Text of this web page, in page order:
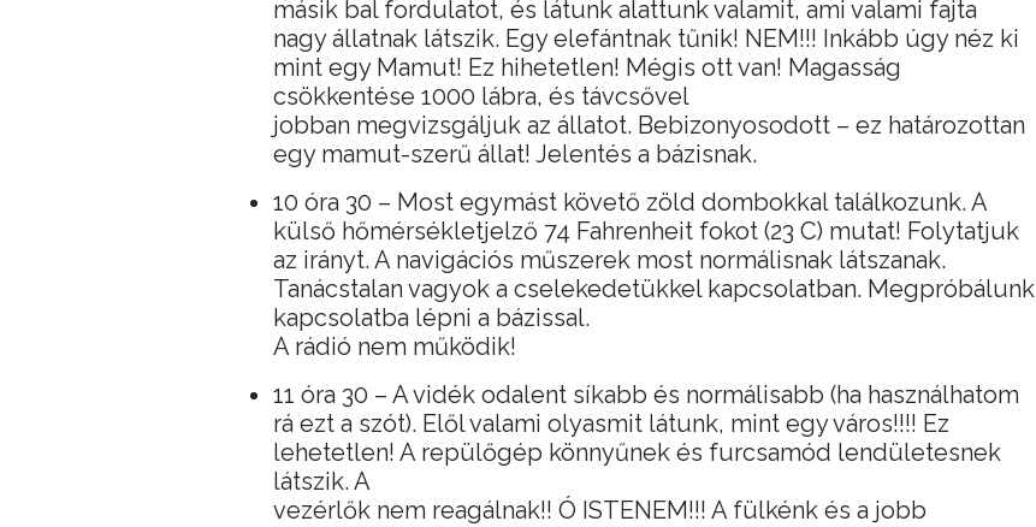
másik bal fordulatot, és látunk alattunk valamit, ami valami fajta
nagy állatnak látszik. Egy elefántnak tűnik! NEM!!! Inkább úgy néz ki
mint egy Mamut! Ez hihetetlen! Mégis ott van! Magasság
csökkentése 1000 lábra, és távcsővel
jobban megvizsgáljuk az állatot. Bebizonyosodott – ez határozottan
egy mamut-szerű állat! Jelentés a bázisnak.
10 óra 30 – Most egymást követő zöld dombokkal találkozunk. A
külső hőmérsékletjelző 74 Fahrenheit fokot (23 C) mutat! Folytatjuk
az irányt. A navigációs műszerek most normálisnak látszanak.
Tanácstalan vagyok a cselekedetükkel kapcsolatban. Megpróbálunk
kapcsolatba lépni a bázissal.
A rádió nem működik!
11 óra 30 – A vidék odalent síkabb és normálisabb (ha használhatom
rá ezt a szót). Elől valami olyasmit látunk, mint egy város!!!! Ez
lehetetlen! A repülőgép könnyűnek és furcsamód lendületesnek
látszik. A
vezérlők nem reagálnak!! Ó ISTENEM!!! A fülkénk és a jobb